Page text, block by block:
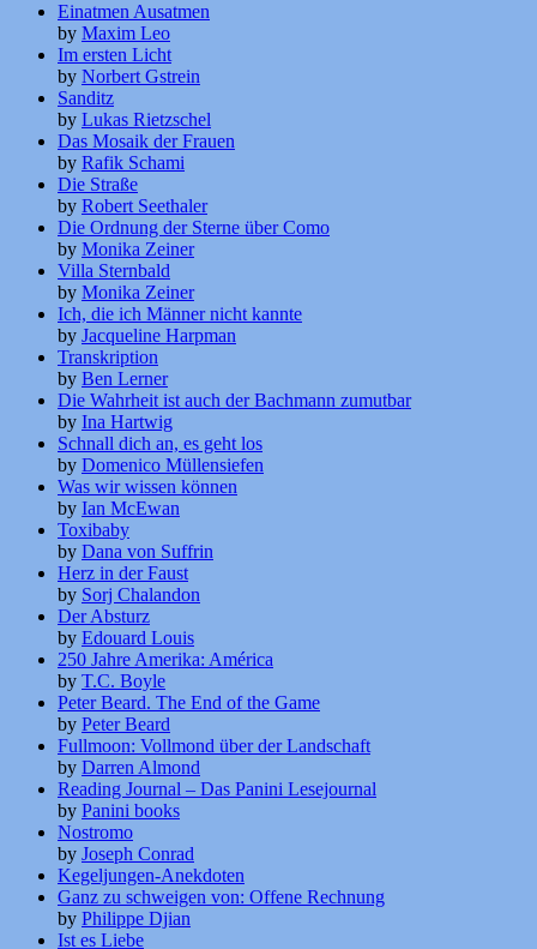
Einatmen Ausatmen
by Maxim Leo
Im ersten Licht
by Norbert Gstrein
Sanditz
by Lukas Rietzschel
Das Mosaik der Frauen
by Rafik Schami
Die Straße
by Robert Seethaler
Die Ordnung der Sterne über Como
by Monika Zeiner
Villa Sternbald
by Monika Zeiner
Ich, die ich Männer nicht kannte
by Jacqueline Harpman
Transkription
by Ben Lerner
Die Wahrheit ist auch der Bachmann zumutbar
by Ina Hartwig
Schnall dich an, es geht los
by Domenico Müllensiefen
Was wir wissen können
by Ian McEwan
Toxibaby
by Dana von Suffrin
Herz in der Faust
by Sorj Chalandon
Der Absturz
by Edouard Louis
250 Jahre Amerika: América
by T.C. Boyle
Peter Beard. The End of the Game
by Peter Beard
Fullmoon: Vollmond über der Landschaft
by Darren Almond
Reading Journal – Das Panini Lesejournal
by Panini books
Nostromo
by Joseph Conrad
Kegeljungen-Anekdoten
Ganz zu schweigen von: Offene Rechnung
by Philippe Djian
Ist es Liebe